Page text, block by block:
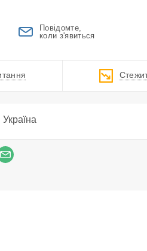
Повідомте,
коли з'явиться
Україна